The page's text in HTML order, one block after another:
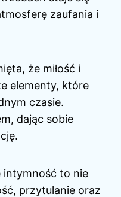
zaufania i
że miłość i
elementy, które
czasie.
dając sobie
intymność to nie
przytulanie oraz